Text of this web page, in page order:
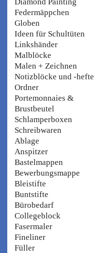
Federmäppchen
Globen
Ideen für Schultüten
Linkshänder
Malblöcke
Malen + Zeichnen
Notizblöcke und -hefte
Ordner
Portemonnaies &
Brustbeutel
Schlamperboxen
Schreibwaren
Ablage
Anspitzer
Bastelmappen
Bewerbungsmappe
Bleistifte
Buntstifte
Bürobedarf
Collegeblock
Fasermaler
Fineliner
Füller